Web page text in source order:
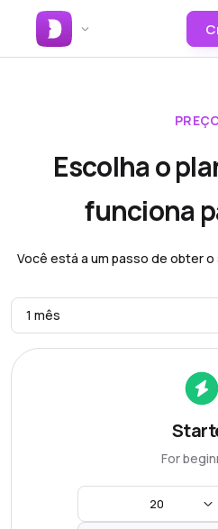
Escolha o
funciona
Você está a um passo de obter
1 mês
For
20